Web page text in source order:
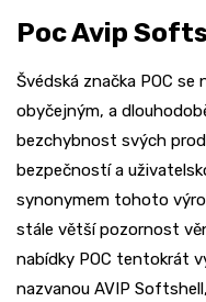
Poc Avip
Švédská značka POC
obyčejným, a
bezchybnost svých
bezpečností a
synonymem tohoto
stále větší pozornost
nabídky POC tentokrát
nazvanou AVIP